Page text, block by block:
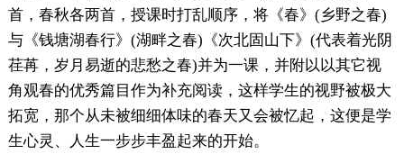
首，春秋各两首，授课时打乱顺序，将《春》(乡野之春)
与《钱塘湖春行》(湖畔之春)《次北固山下》(代表着光阴
荏苒，岁月易逝的悲愁之春)并为一课，并附以以其它视
角观春的优秀篇目作为补充阅读，这样学生的视野被极大
拓宽，那个从未被细细体味的春天又会被忆起，这便是学
生心灵、人生一步步丰盈起来的开始。